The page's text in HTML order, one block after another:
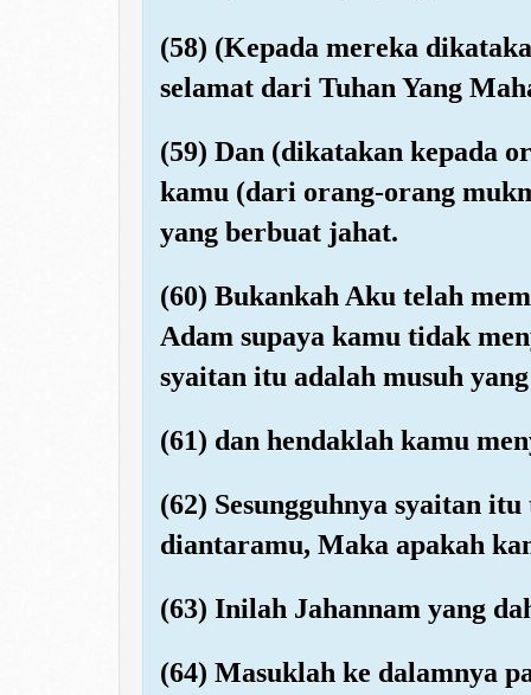
(58) (Kepada mereka
selamat dari Tuhan Yang
(59) Dan (dikatakan kepada
kamu (dari orang-orang
yang berbuat jahat.
(60) Bukankah Aku telah
Adam supaya kamu tidak
syaitan itu adalah musuh
(61) dan hendaklah kamu
(62) Sesungguhnya syaitan
diantaramu, Maka apakah
(63) Inilah Jahannam yang
(64) Masuklah ke dalamnya